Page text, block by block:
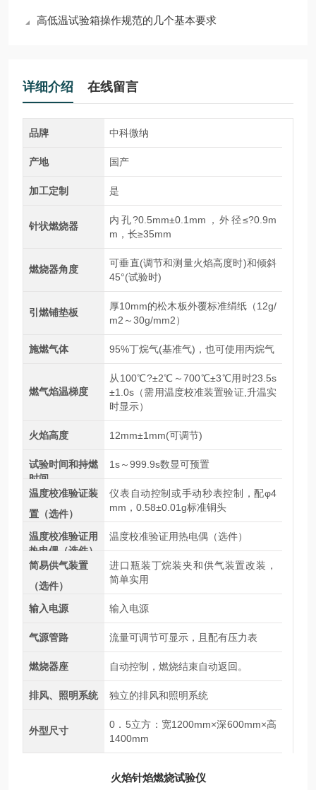
高低温试验箱操作规范的几个基本要求
详细介绍 在线留言
品牌 中科微纳
产地 国产
加工定制 是
针状燃烧器
内孔?0.5mm±0.1mm，外径≤?0.9m
m，长≥35mm
燃烧器角度
可垂直(调节和测量火焰高度时)和倾斜
45°(试验时)
引燃铺垫板
厚10mm的松木板外覆标准绢纸（12g/
m2～30g/mm2）
施燃气体 95%丁烷气(基准气)，也可使用丙烷气
燃气焰温梯度
从100℃?±2℃～700℃±3℃用时23.5s
±1.0s（需用温度校准装置验证,升温实
时显示）
火焰高度 12mm±1mm(可调节)
试验时间和持燃
时间
1s～999.9s数显可预置
温度校准验证装
置（选件）
仪表自动控制或手动秒表控制，配φ4
mm，0.58±0.01g标准铜头
温度校准验证用
热电偶（选件）
温度校准验证用热电偶（选件）
简易供气装置
（选件）
进口瓶装丁烷装夹和供气装置改装，
简单实用
输入电源 输入电源
气源管路 流量可调节可显示，且配有压力表
燃烧器座 自动控制，燃烧结束自动返回。
排风、照明系统 独立的排风和照明系统
外型尺寸
0．5立方：宽1200mm×深600mm×高
1400mm
火焰针焰燃烧试验仪